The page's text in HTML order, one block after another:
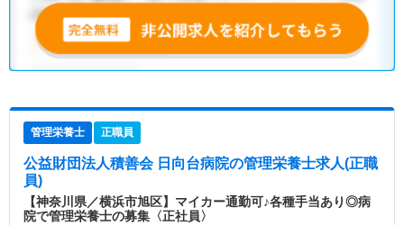
管理栄養士 正職員
公益財団法人積善会 日向台病院の管理栄養士求人(正職
員)
【神奈川県／横浜市旭区】マイカー通勤可♪各種手当あり◎病
院で管理栄養士の募集〈正社員〉